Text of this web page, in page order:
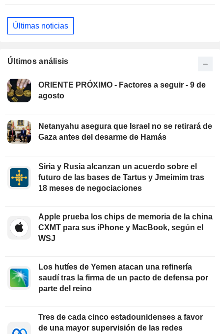
Últimas noticias
Últimos análisis
ORIENTE PRÓXIMO - Factores a seguir - 9 de
agosto
Netanyahu asegura que Israel no se retirará de
Gaza antes del desarme de Hamás
Siria y Rusia alcanzan un acuerdo sobre el
futuro de las bases de Tartus y Jmeimim tras
18 meses de negociaciones
Apple prueba los chips de memoria de la china
CXMT para sus iPhone y MacBook, según el
WSJ
Los hutíes de Yemen atacan una refinería
saudí tras la firma de un pacto de defensa por
parte del reino
Tres de cada cinco estadounidenses a favor
de una mayor supervisión de las redes